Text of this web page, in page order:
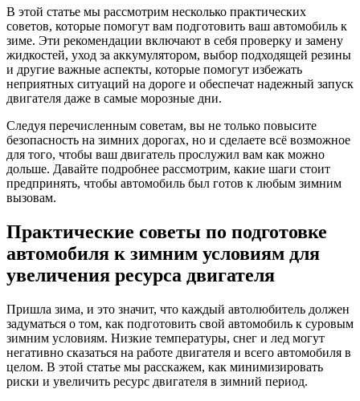
В этой статье мы рассмотрим несколько практических
советов, которые помогут вам подготовить ваш автомобиль к
зиме. Эти рекомендации включают в себя проверку и замену
жидкостей, уход за аккумулятором, выбор подходящей резины
и другие важные аспекты, которые помогут избежать
неприятных ситуаций на дороге и обеспечат надежный запуск
двигателя даже в самые морозные дни.
Следуя перечисленным советам, вы не только повысите
безопасность на зимних дорогах, но и сделаете всё возможное
для того, чтобы ваш двигатель прослужил вам как можно
дольше. Давайте подробнее рассмотрим, какие шаги стоит
предпринять, чтобы автомобиль был готов к любым зимним
вызовам.
Практические советы по подготовке
автомобиля к зимним условиям для
увеличения ресурса двигателя
Пришла зима, и это значит, что каждый автолюбитель должен
задуматься о том, как подготовить свой автомобиль к суровым
зимним условиям. Низкие температуры, снег и лед могут
негативно сказаться на работе двигателя и всего автомобиля в
целом. В этой статье мы расскажем, как минимизировать
риски и увеличить ресурс двигателя в зимний период.